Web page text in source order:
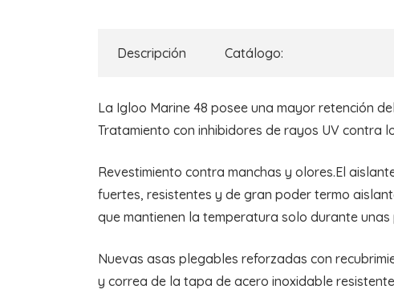
Descripción Catálogo:
La Igloo Marine 48 posee una mayor retención
Tratamiento con inhibidores de rayos UV contra
Revestimiento contra manchas y olores.El
fuertes, resistentes y de gran poder termo
que mantienen la temperatura solo durante
Nuevas asas plegables reforzadas con
y correa de la tapa de acero inoxidable